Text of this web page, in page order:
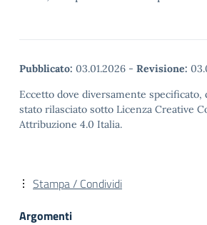
Pubblicato: 03.01.2026 - Revisione:
Eccetto dove diversamente specificato,
stato rilasciato sotto Licenza Creative
Attribuzione 4.0 Italia.
Stampa / Condividi
Argomenti